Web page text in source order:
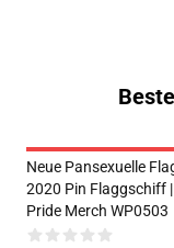
Neue Pansexuelle
2020 Pin Flaggschiff |
Pride Merch WP0503